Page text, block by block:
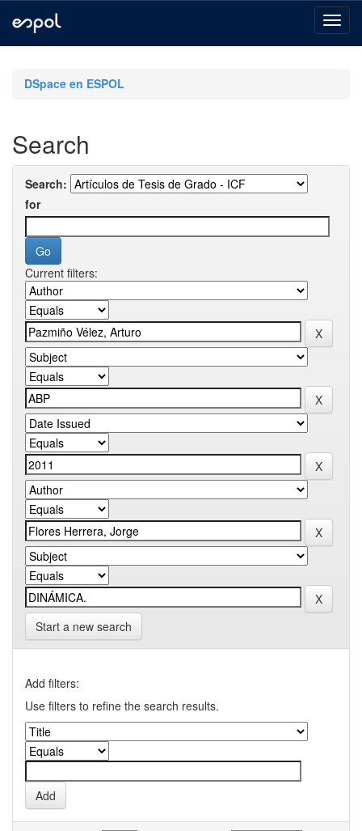
navigationDSpace en ESPOL
Search
Search:
for
Current filters:
Start a new search
Add filters:
Use filters to refine the search results.